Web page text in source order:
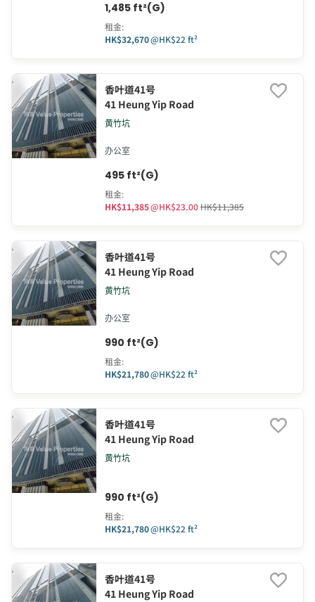
1,485 ft²(G)
租金:
HK$32,670@HK$22 ft²
香叶道41号
41 Heung Yip Road
黄竹坑
办公室
495 ft²(G)
租金:
HK$11,385@HK$23.00HK$11,385
香叶道41号
41 Heung Yip Road
黄竹坑
办公室
990 ft²(G)
租金:
HK$21,780@HK$22 ft²
香叶道41号
41 Heung Yip Road
黄竹坑
990 ft²(G)
租金:
HK$21,780@HK$22 ft²
香叶道41号
41 Heung Yip Road